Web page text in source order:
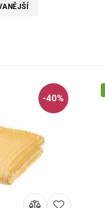
-40%